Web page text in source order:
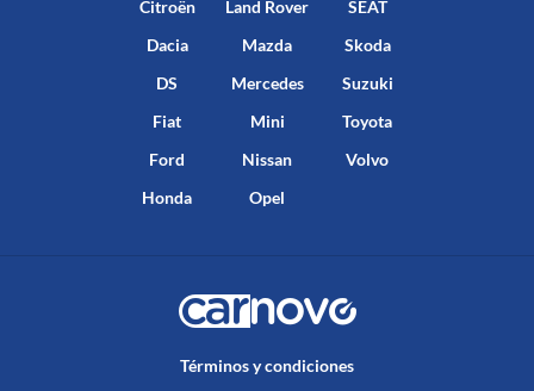
Citroën
Dacia
DS
Fiat
Ford
Honda
Land Rover
Mazda
Mercedes
Mini
Nissan
Opel
SEAT
Skoda
Suzuki
Toyota
Volvo
Términos y condiciones